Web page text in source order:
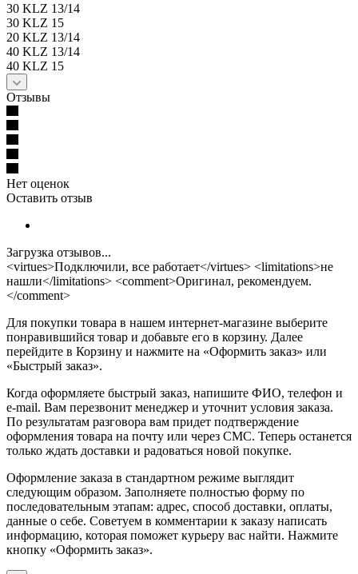
30 KLZ 13/14
30 KLZ 15
20 KLZ 13/14
40 KLZ 13/14
40 KLZ 15
Отзывы
Нет оценок
Оставить отзыв
Загрузка отзывов...
<virtues>Подключили, все работает</virtues> <limitations>не
нашли</limitations> <comment>Оригинал, рекомендуем.
</comment>
Для покупки товара в нашем интернет-магазине выберите
понравившийся товар и добавьте его в корзину. Далее
перейдите в Корзину и нажмите на «Оформить заказ» или
«Быстрый заказ».
Когда оформляете быстрый заказ, напишите ФИО, телефон и
e-mail. Вам перезвонит менеджер и уточнит условия заказа.
По результатам разговора вам придет подтверждение
оформления товара на почту или через СМС. Теперь останется
только ждать доставки и радоваться новой покупке.
Оформление заказа в стандартном режиме выглядит
следующим образом. Заполняете полностью форму по
последовательным этапам: адрес, способ доставки, оплаты,
данные о себе. Советуем в комментарии к заказу написать
информацию, которая поможет курьеру вас найти. Нажмите
кнопку «Оформить заказ».